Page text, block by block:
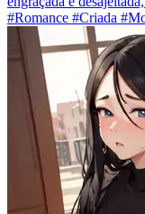
#Romance #Criada